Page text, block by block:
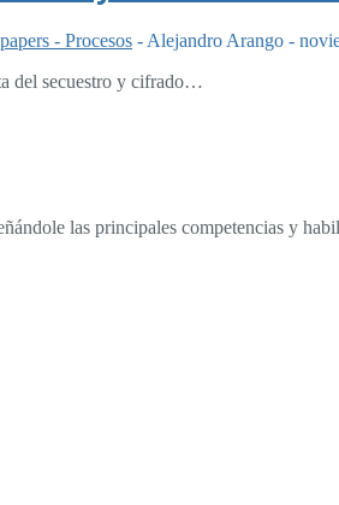
- Procesos - Alejandro Arango -
del secuestro y cifrado…
las principales competencias y